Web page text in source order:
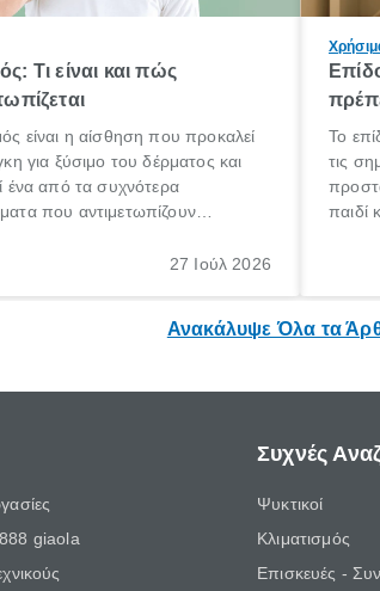
Τι είναι και πώς
είναι η αίσθηση που προκαλεί
για ξύσιμο του δέρματος και
ένα από τα συχνότερα
που αντιμετωπίζουν
για το «κνησμός τι είναι»,
27 Ιούλ 2026
Το
τις
παιδί
Ανακάλυψε Όλα τα
giaola
Συχνές
Ψυκτικοί
Κλιματισμός
Επισκευές -